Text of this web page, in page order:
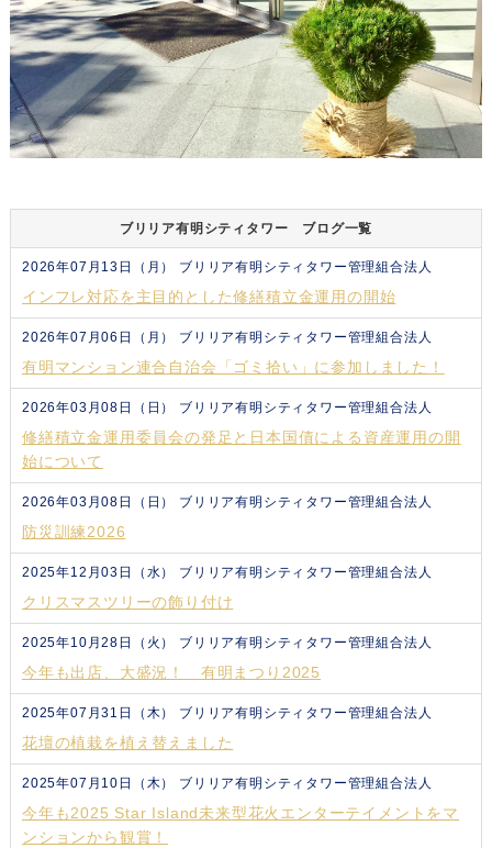
ブリリア有明シティタワー ブログ一覧
2026年07月13日（月） ブリリア有明シティタワー管理組合法人
インフレ対応を主目的とした修繕積立金運用の開始
2026年07月06日（月） ブリリア有明シティタワー管理組合法人
有明マンション連合自治会「ゴミ拾い」に参加しました！
2026年03月08日（日） ブリリア有明シティタワー管理組合法人
修繕積立金運用委員会の発足と日本国債による資産運用の開
始について
2026年03月08日（日） ブリリア有明シティタワー管理組合法人
防災訓練2026
2025年12月03日（水） ブリリア有明シティタワー管理組合法人
クリスマスツリーの飾り付け
2025年10月28日（火） ブリリア有明シティタワー管理組合法人
今年も出店、大盛況！ 有明まつり2025
2025年07月31日（木） ブリリア有明シティタワー管理組合法人
花壇の植栽を植え替えました
2025年07月10日（木） ブリリア有明シティタワー管理組合法人
今年も2025 Star Island未来型花火エンターテイメントをマ
ンションから観賞！